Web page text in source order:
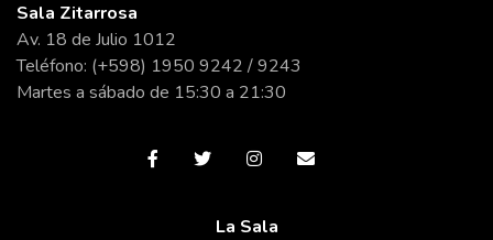
Sala Zitarrosa
Av. 18 de Julio 1012
Teléfono: (+598) 1950 9242 / 9243
Martes a sábado de 15:30 a 21:30
La Sala